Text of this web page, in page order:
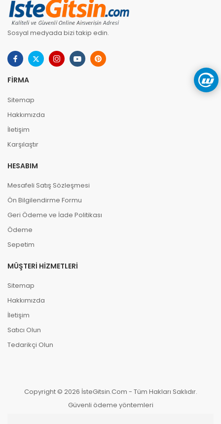
Sosyal medyada bizi takip edin.
FIRMA
Sitemap
Hakkımızda
İletişim
Karşılaştır
HESABIM
Mesafeli Satış Sözleşmesi
Ön Bilgilendirme Formu
Geri Ödeme ve İade Politikası
Ödeme
Sepetim
MÜŞTERI HIZMETLERI
Sitemap
Hakkımızda
İletişim
Satıcı Olun
Tedarikçi Olun
Copyright © 2026 İsteGitsin.Com - Tüm Hakları Saklıdır.
Güvenli ödeme yöntemleri